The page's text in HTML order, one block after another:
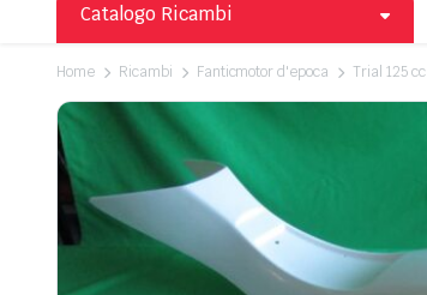
Catalogo Ricambi
Home Ricambi Fanticmotor d'epoca Trial 125 cc